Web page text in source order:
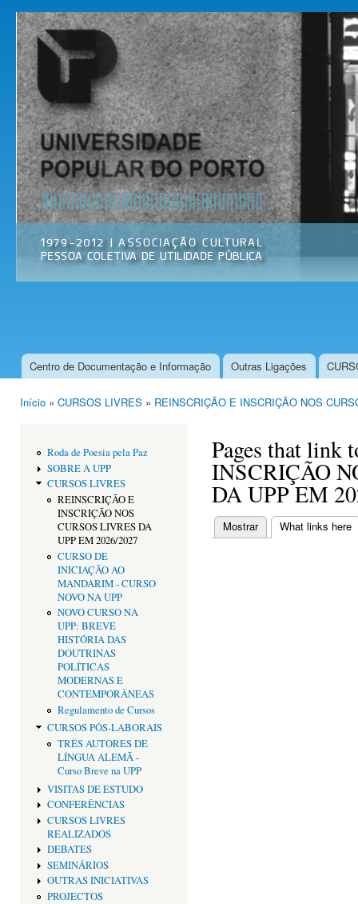
Universidade
Popular do
Porto
Associação
Cultural
Menu principal
Centro de Documentação e Informação Outras Ligações
Início » CURSOS LIVRES » REINSCRIÇÃO E INSCRIÇÃO NOS
Roda de Poesia pela Paz
SOBRE A UPP
CURSOS LIVRES
REINSCRIÇÃO E
INSCRIÇÃO NOS
CURSOS LIVRES DA
UPP EM 2026/2027
CURSO DE
INICIAÇÃO AO
MANDARIM - CURSO
NOVO NA UPP
NOVO CURSO NA
UPP: BREVE
HISTÓRIA DAS
DOUTRINAS
POLÍTICAS
MODERNAS E
CONTEMPORÂNEAS
Regulamento de Cursos
CURSOS PÓS-LABORAIS
TRÊS AUTORES DE
LÍNGUA ALEMÃ -
Curso Breve na UPP
VISITAS DE ESTUDO
CONFERÊNCIAS
CURSOS LIVRES
REALIZADOS
DEBATES
SEMINÁRIOS
OUTRAS INICIATIVAS
PROJECTOS
Pages that link
INSCRIÇÃO
DA UPP EM
Separadores
Mostrar What links here